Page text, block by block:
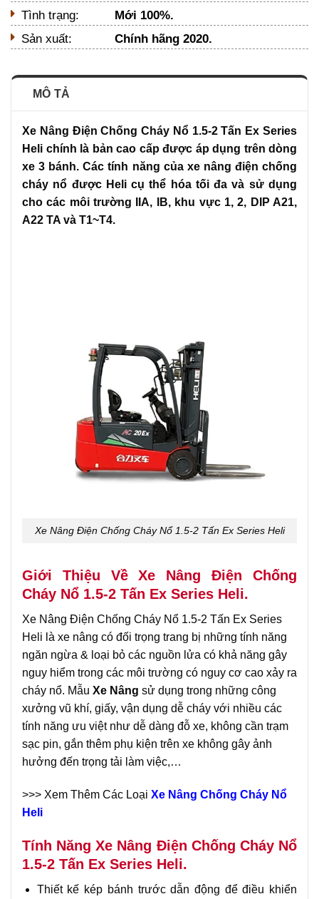
Tình trạng:
Mới 100%.
Sản xuất:
Chính hãng 2020.
MÔ TẢ
Xe Nâng Điện Chống Cháy Nổ 1.5-2 Tấn Ex Series
Heli chính là bản cao cấp được áp dụng trên dòng
xe 3 bánh. Các tính năng của xe nâng điện chống
cháy nổ được Heli cụ thể hóa tối đa và sử dụng
cho các môi trường IIA, IB, khu vực 1, 2, DIP A21,
A22 TA và T1~T4.
Xe Nâng Điện Chống Cháy Nổ 1.5-2 Tấn Ex Series Heli
Giới Thiệu Về Xe Nâng Điện Chống
Cháy Nổ 1.5-2 Tấn Ex Series Heli.
Xe Nâng Điện Chống Cháy Nổ 1.5-2 Tấn Ex Series
Heli là xe nâng có đối trọng trang bị những tính năng
ngăn ngừa & loại bỏ các nguồn lửa có khả năng gây
nguy hiểm trong các môi trường có nguy cơ cao xảy ra
cháy nổ. Mẫu Xe Nâng sử dụng trong những công
xưởng vũ khí, giấy, vận dụng dễ cháy với nhiều các
tính năng ưu việt như dễ dàng đỗ xe, không cần trạm
sạc pin, gắn thêm phụ kiện trên xe không gây ảnh
hưởng đến trọng tải làm việc,…
>>> Xem Thêm Các Loại Xe Nâng Chống Cháy Nổ
Heli
Tính Năng Xe Nâng Điện Chống Cháy Nổ
1.5-2 Tấn Ex Series Heli.
Thiết kế kép bánh trước dẫn động để điều khiển